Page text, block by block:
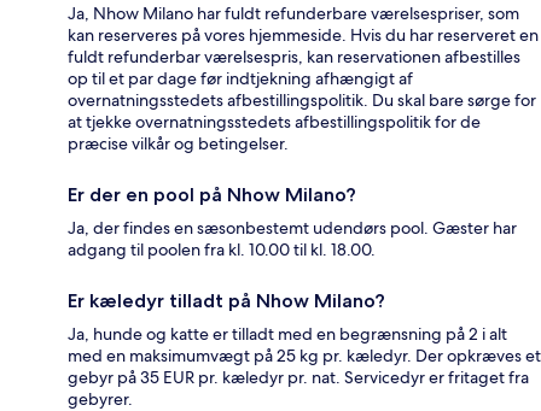
Ja, Nhow Milano har fuldt refunderbare værelsespriser, som
kan reserveres på vores hjemmeside. Hvis du har reserveret en
fuldt refunderbar værelsespris, kan reservationen afbestilles
op til et par dage før indtjekning afhængigt af
overnatningsstedets afbestillingspolitik. Du skal bare sørge for
at tjekke overnatningsstedets afbestillingspolitik for de
præcise vilkår og betingelser.
Er der en pool på Nhow Milano?
Ja, der findes en sæsonbestemt udendørs pool. Gæster har
adgang til poolen fra kl. 10.00 til kl. 18.00.
Er kæledyr tilladt på Nhow Milano?
Ja, hunde og katte er tilladt med en begrænsning på 2 i alt
med en maksimumvægt på 25 kg pr. kæledyr. Der opkræves et
gebyr på 35 EUR pr. kæledyr pr. nat. Servicedyr er fritaget fra
gebyrer.